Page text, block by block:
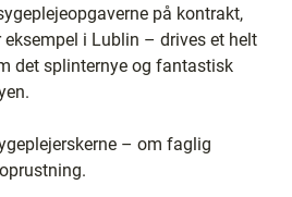
på kontrakt,
i Lublin – drives et helt
det splinternye og fantastisk
– om faglig